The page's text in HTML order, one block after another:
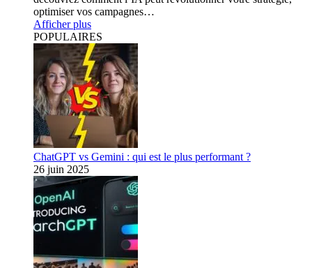
optimiser vos campagnes…
Afficher plus
POPULAIRES
ChatGPT vs Gemini : qui est le plus performant ?
26 juin 2025